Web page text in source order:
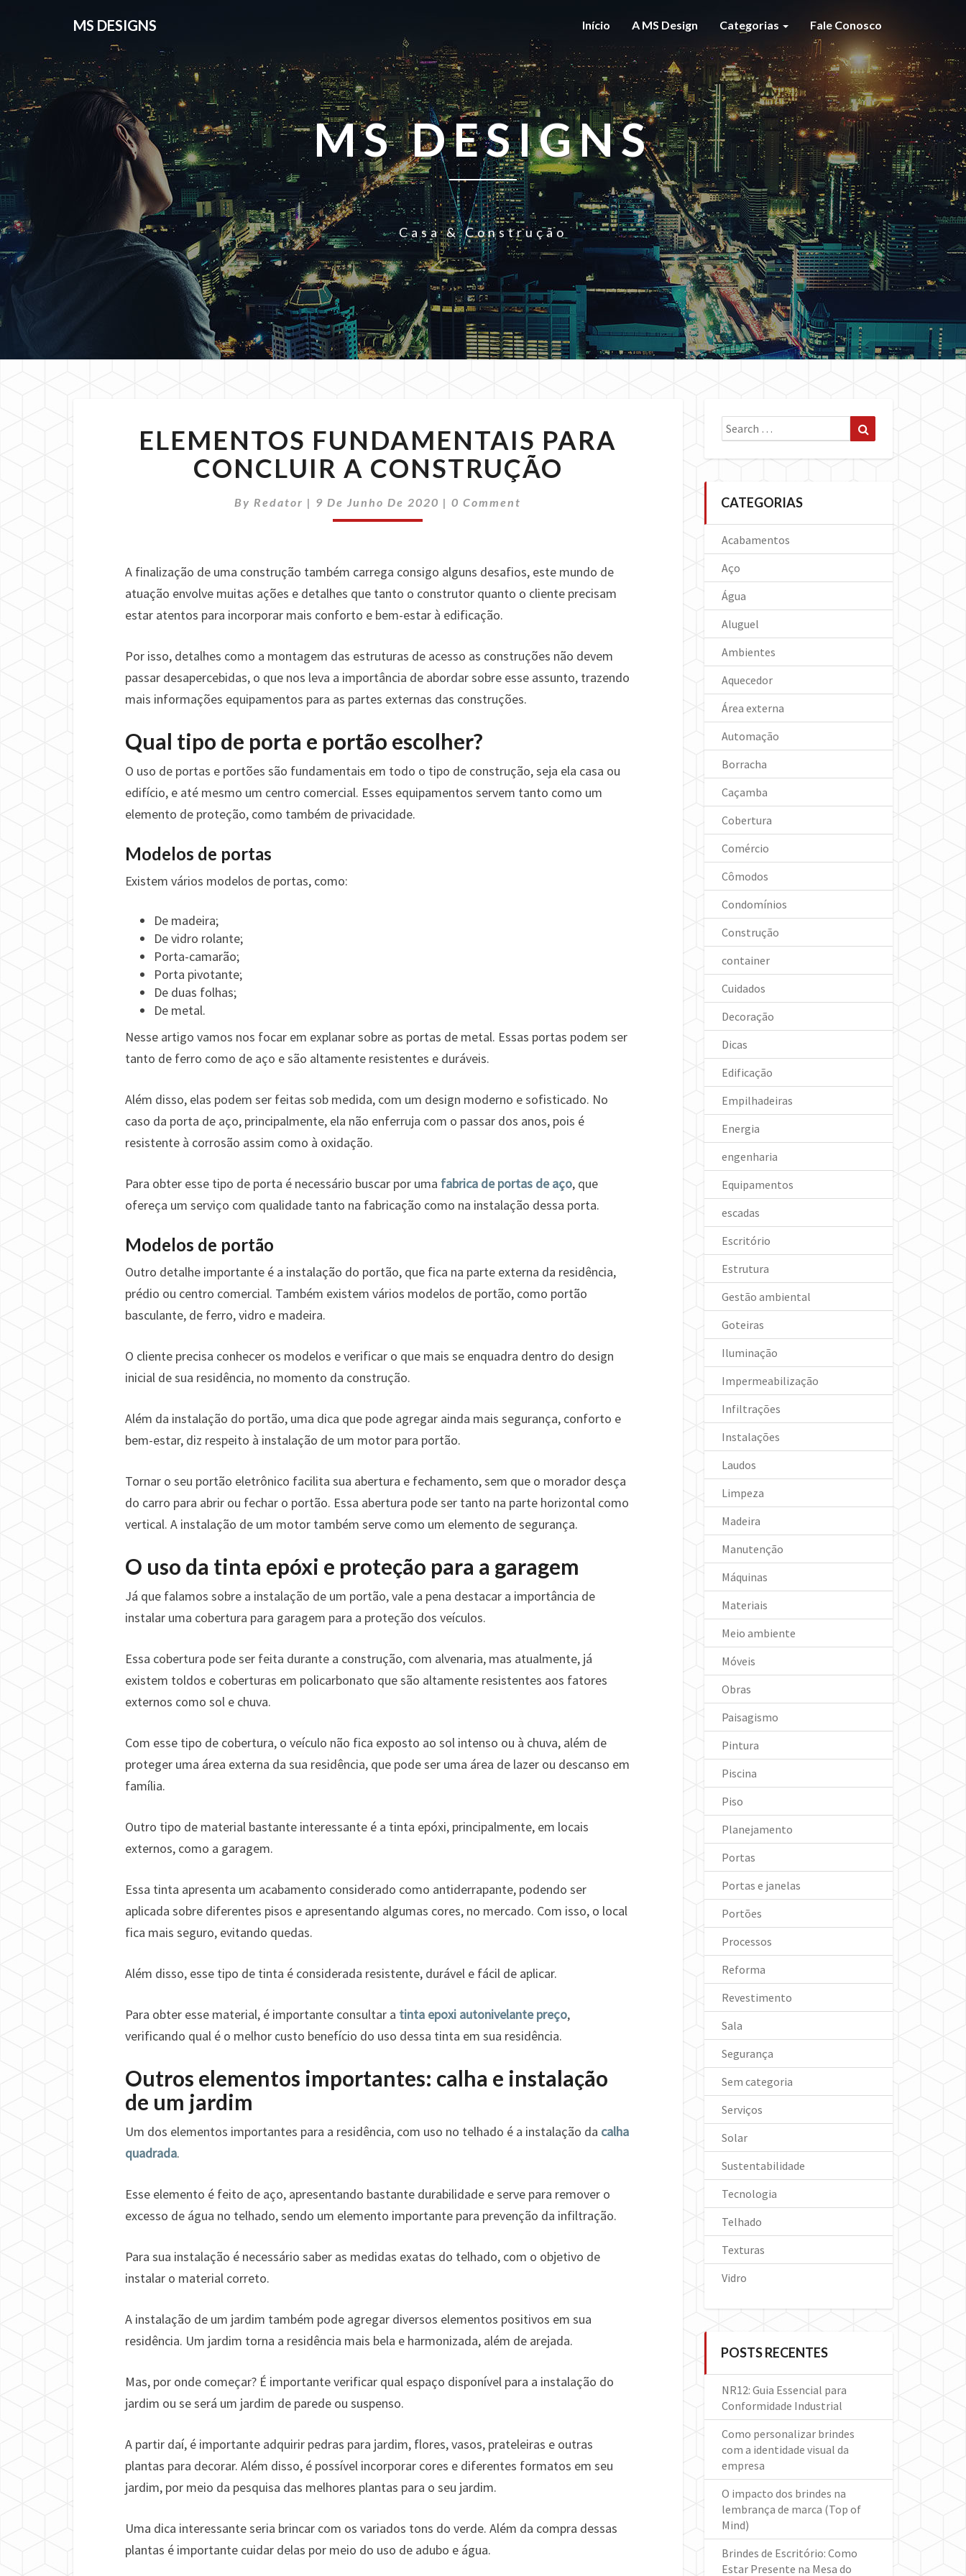
MS DESIGNS Início A MS Design Categorias Fale Conosco
MS DESIGNS
Casa & Construção
FUNDAMENTAIS
PARA
CONCLUIR
CONSTRUÇÃO
ELEMENTOS FUNDAMENTAIS PARA
CONCLUIR A CONSTRUÇÃO
By Redator | 9 De Junho De 2020 |Comments
0 Comment
A finalização de uma construção também carrega consigo alguns desafios, este mundo de
atuação envolve muitas ações e detalhes que tanto o construtor quanto o cliente precisam
estar atentos para incorporar mais conforto e bem-estar à edificação.
Por isso, detalhes como a montagem das estruturas de acesso as construções não devem
passar desapercebidas, o que nos leva a importância de abordar sobre esse assunto, trazendo
mais informações equipamentos para as partes externas das construções.
Qual tipo de porta e portão escolher?
O uso de portas e portões são fundamentais em todo o tipo de construção, seja ela casa ou
edifício, e até mesmo um centro comercial. Esses equipamentos servem tanto como um
elemento de proteção, como também de privacidade.
Modelos de portas
Existem vários modelos de portas, como:
De madeira;
De vidro rolante;
Porta-camarão;
Porta pivotante;
De duas folhas;
De metal.
Nesse artigo vamos nos focar em explanar sobre as portas de metal. Essas portas podem ser
tanto de ferro como de aço e são altamente resistentes e duráveis.
Além disso, elas podem ser feitas sob medida, com um design moderno e sofisticado. No
caso da porta de aço, principalmente, ela não enferruja com o passar dos anos, pois é
resistente à corrosão assim como à oxidação.
Para obter esse tipo de porta é necessário buscar por uma fabrica de portas de aço, que
ofereça um serviço com qualidade tanto na fabricação como na instalação dessa porta.
Modelos de portão
Outro detalhe importante é a instalação do portão, que fica na parte externa da residência,
prédio ou centro comercial. Também existem vários modelos de portão, como portão
basculante, de ferro, vidro e madeira.
O cliente precisa conhecer os modelos e verificar o que mais se enquadra dentro do design
inicial de sua residência, no momento da construção.
Além da instalação do portão, uma dica que pode agregar ainda mais segurança, conforto e
bem-estar, diz respeito à instalação de um motor para portão.
Tornar o seu portão eletrônico facilita sua abertura e fechamento, sem que o morador desça
do carro para abrir ou fechar o portão. Essa abertura pode ser tanto na parte horizontal como
vertical. A instalação de um motor também serve como um elemento de segurança.
O uso da tinta epóxi e proteção para a garagem
Já que falamos sobre a instalação de um portão, vale a pena destacar a importância de
instalar uma cobertura para garagem para a proteção dos veículos.
Essa cobertura pode ser feita durante a construção, com alvenaria, mas atualmente, já
existem toldos e coberturas em policarbonato que são altamente resistentes aos fatores
externos como sol e chuva.
Com esse tipo de cobertura, o veículo não fica exposto ao sol intenso ou à chuva, além de
proteger uma área externa da sua residência, que pode ser uma área de lazer ou descanso em
família.
Outro tipo de material bastante interessante é a tinta epóxi, principalmente, em locais
externos, como a garagem.
Essa tinta apresenta um acabamento considerado como antiderrapante, podendo ser
aplicada sobre diferentes pisos e apresentando algumas cores, no mercado. Com isso, o local
fica mais seguro, evitando quedas.
Além disso, esse tipo de tinta é considerada resistente, durável e fácil de aplicar.
Para obter esse material, é importante consultar a tinta epoxi autonivelante preço,
verificando qual é o melhor custo benefício do uso dessa tinta em sua residência.
Outros elementos importantes: calha e instalação
de um jardim
Um dos elementos importantes para a residência, com uso no telhado é a instalação da calha
quadrada.
Esse elemento é feito de aço, apresentando bastante durabilidade e serve para remover o
excesso de água no telhado, sendo um elemento importante para prevenção da infiltração.
Para sua instalação é necessário saber as medidas exatas do telhado, com o objetivo de
instalar o material correto.
A instalação de um jardim também pode agregar diversos elementos positivos em sua
residência. Um jardim torna a residência mais bela e harmonizada, além de arejada.
Mas, por onde começar? É importante verificar qual espaço disponível para a instalação do
jardim ou se será um jardim de parede ou suspenso.
A partir daí, é importante adquirir pedras para jardim, flores, vasos, prateleiras e outras
plantas para decorar. Além disso, é possível incorporar cores e diferentes formatos em seu
jardim, por meio da pesquisa das melhores plantas para o seu jardim.
Uma dica interessante seria brincar com os variados tons do verde. Além da compra dessas
plantas é importante cuidar delas por meio do uso de adubo e água.
Search
for:
CATEGORIAS
Acabamentos
Aço
Água
Aluguel
Ambientes
Aquecedor
Área externa
Automação
Borracha
Caçamba
Cobertura
Comércio
Cômodos
Condomínios
Construção
container
Cuidados
Decoração
Dicas
Edificação
Empilhadeiras
Energia
engenharia
Equipamentos
escadas
Escritório
Estrutura
Gestão ambiental
Goteiras
Iluminação
Impermeabilização
Infiltrações
Instalações
Laudos
Limpeza
Madeira
Manutenção
Máquinas
Materiais
Meio ambiente
Móveis
Obras
Paisagismo
Pintura
Piscina
Piso
Planejamento
Portas
Portas e janelas
Portões
Processos
Reforma
Revestimento
Sala
Segurança
Sem categoria
Serviços
Solar
Sustentabilidade
Tecnologia
Telhado
Texturas
Vidro
POSTS RECENTES
NR12: Guia Essencial para
Conformidade Industrial
Como personalizar brindes
com a identidade visual da
empresa
O impacto dos brindes na
lembrança de marca (Top of
Mind)
Brindes de Escritório: Como
Estar Presente na Mesa do